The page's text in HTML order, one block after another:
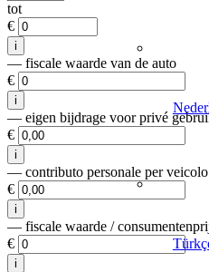
tot
€
i
— fiscale waarde van de auto
€
i
— eigen bijdrage voor privé
€
i
— contributo personale per
€
i
— fiscale waarde /
€
i